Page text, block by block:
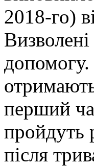
2018-го)
допомогу.
перший
пройдуть
після